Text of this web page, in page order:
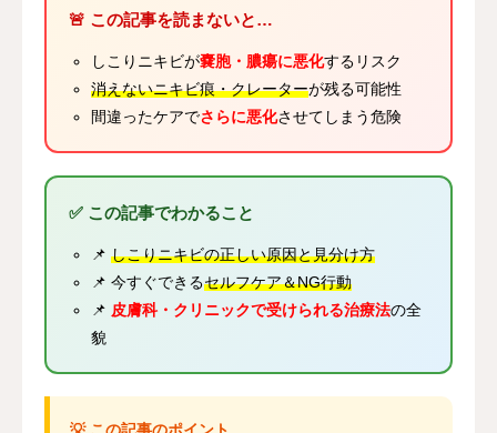
🚨 この記事を読まないと…
しこりニキビが嚢胞・膿瘍に悪化するリスク
消えないニキビ痕・クレーターが残る可能性
間違ったケアでさらに悪化させてしまう危険
✅ この記事でわかること
📌 しこりニキビの正しい原因と見分け方
📌 今すぐできるセルフケア＆NG行動
📌 皮膚科・クリニックで受けられる治療法の全
貌